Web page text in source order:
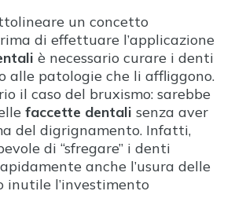
un concetto
di effettuare l’applicazione
è necessario curare i denti
alle patologie che li affliggono.
il caso del bruxismo: sarebbe
faccette dentali senza aver
del digrignamento. Infatti,
di “sfregare” i denti
anche l’usura delle
inutile l’investimento